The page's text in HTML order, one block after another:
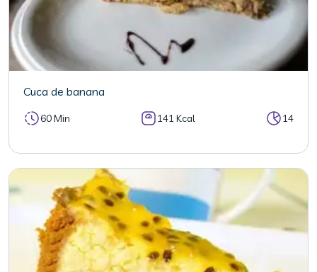
Cuca de banana
60 Min 141 Kcal 14